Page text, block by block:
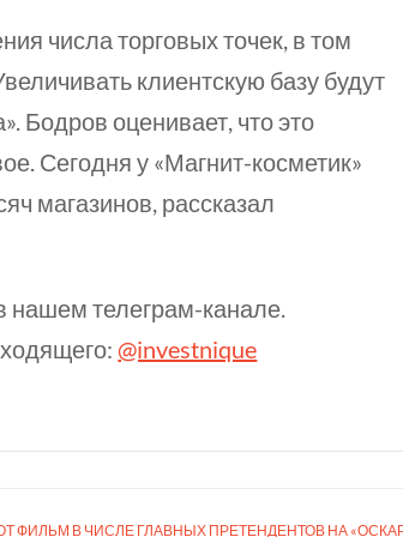
числа торговых точек, в том
клиентскую базу будут
Бодров оценивает, что это
Сегодня у «Магнит-косметик»
магазинов, рассказал
нашем телеграм-канале.
@investnique
ФИЛЬМ В ЧИСЛЕ ГЛАВНЫХ ПРЕТЕНДЕНТОВ НА